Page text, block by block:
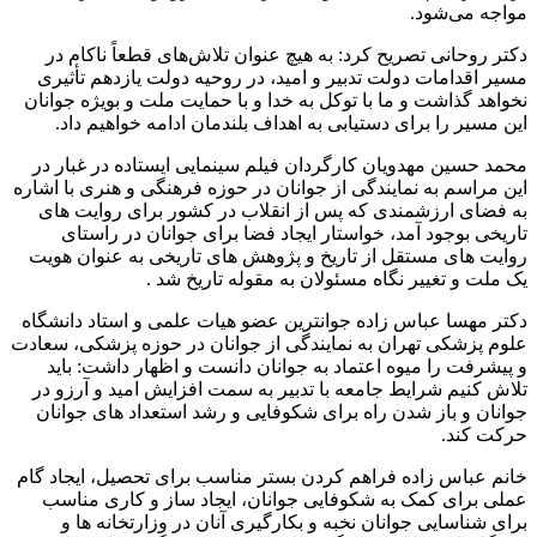
مواجه می‌شود.
دکتر روحانی تصریح کرد: به هیچ عنوان تلاش‌های قطعاً ناکام در
مسیر اقدامات دولت تدبیر و امید، در روحیه دولت یازدهم تأثیری
نخواهد گذاشت و ما با توکل به خدا و با حمایت ملت و بویژه جوانان
این مسیر را برای دستیابی به اهداف بلندمان ادامه خواهیم داد.
محمد حسین مهدویان کارگردان فیلم سینمایی ایستاده در غبار در
این مراسم به نمایندگی از جوانان در حوزه فرهنگی و هنری با اشاره
به فضای ارزشمندی که پس از انقلاب در کشور برای روایت های
تاریخی بوجود آمد، خواستار ایجاد فضا برای جوانان در راستای
روایت های مستقل از تاریخ و پژوهش های تاریخی به عنوان هویت
یک ملت و تغییر نگاه مسئولان به مقوله تاریخ شد .
دکتر مهسا عباس زاده جوانترین عضو هیات علمی و استاد دانشگاه
علوم پزشکی تهران به نمایندگی از جوانان در حوزه پزشکی، سعادت
و پیشرفت را میوه اعتماد به جوانان دانست و اظهار داشت: باید
تلاش کنیم شرایط جامعه با تدبیر به سمت افزایش امید و آرزو در
جوانان و باز شدن راه برای شکوفایی و رشد استعداد های جوانان
حرکت کند.
خانم عباس زاده فراهم کردن بستر مناسب برای تحصیل، ایجاد گام
عملی برای کمک به شکوفایی جوانان، ایجاد ساز و کاری مناسب
برای شناسایی جوانان نخبه و بکارگیری آنان در وزارتخانه ها و